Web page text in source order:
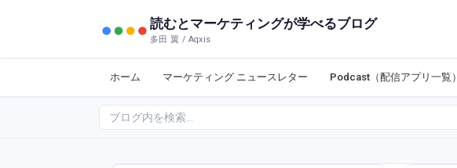
読むとマーケティングが学べるブログ
多田 翼 / Aqxis
ホーム マーケティング ニュースレター Podcast（配信アプリ一覧）